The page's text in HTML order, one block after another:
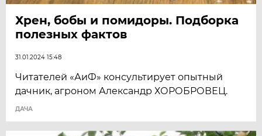
Хрен, бобы и помидоры. Подборка
полезных фактов
31.01.2024 15:48
Читателей «АиФ» консультирует опытный
дачник, агроном Александр ХОРОБРОВЕЦ.
ДАЧА